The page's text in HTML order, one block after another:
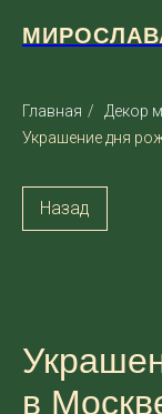
Главная / Декор
Украшение дня
Назад
в